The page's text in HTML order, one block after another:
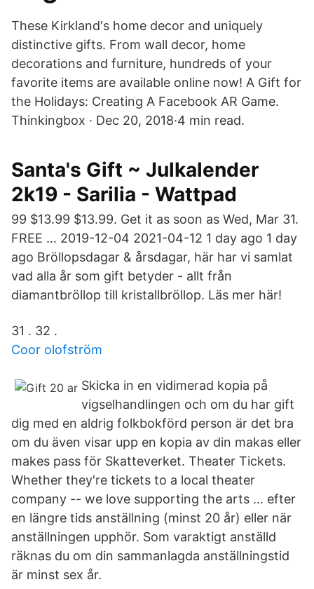
These Kirkland's home decor and uniquely
distinctive gifts. From wall decor, home
decorations and furniture, hundreds of your
favorite items are available online now! A Gift for
the Holidays: Creating A Facebook AR Game.
Thinkingbox · Dec 20, 2018·4 min read.
Santa's Gift ~ Julkalender
2k19 - Sarilia - Wattpad
99 $13.99 $13.99. Get it as soon as Wed, Mar 31.
FREE … 2019-12-04 2021-04-12 1 day ago 1 day
ago Bröllopsdagar & årsdagar, här har vi samlat
vad alla år som gift betyder - allt från
diamantbröllop till kristallbröllop. Läs mer här!
31 . 32 .
Coor olofström
Skicka in en vidimerad kopia på
vigselhandlingen och om du har gift
dig med en aldrig folkbokförd person är det bra
om du även visar upp en kopia av din makas eller
makes pass för Skatteverket. Theater Tickets.
Whether they're tickets to a local theater
company -- we love supporting the arts … efter
en längre tids anställning (minst 20 år) eller när
anställningen upphör. Som varaktigt anställd
räknas du om din sammanlagda anställningstid
är minst sex år.